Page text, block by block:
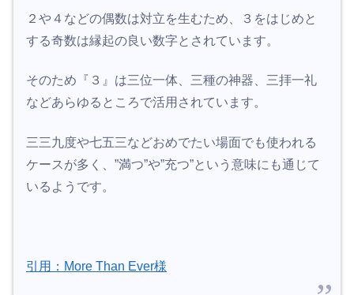
２や４などの偶数は対立を生むため、３をはじめと
する奇数は縁起の良い数字とされています。
そのため『３』は三位一体、三種の神器、三拝一礼
などあらゆるところで活用されています。
三三九度や七五三などおめでたい場面でも使われる
ケースが多く、”満つ”や”充つ”という意味にも通じて
いるようです。
引用：More Than Ever様